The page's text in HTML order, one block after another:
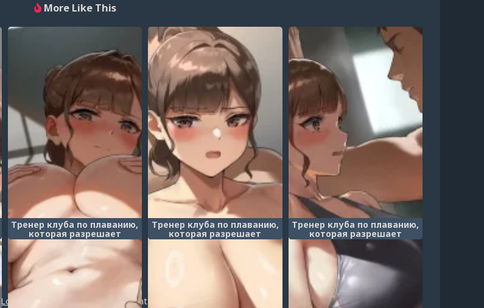
More Like This
Тренер клуба по плаванию,
которая разрешает
потрогать грудь в
качестве награды - часть 4
(Gohōbi ni mune o momasete
kureru suiei-bu kōmon/Suiei-
bu komon no sensei/Тренер
клуба по плаванию)
Тренер клуба по плаванию,
которая разрешает
потрогать грудь в
качестве награды - часть 6
(Gohōbi ni mune o momasete
kureru suiei-bu kōmon/Suiei-
bu komon no sensei/Тренер
клуба по плаванию)
Тренер клуба по плаванию,
которая разрешает
потрогать грудь в
качестве награды - часть 8
(Gohōbi ni mune o momasete
kureru suiei-bu kōmon/Suiei-
bu komon no sensei/Тренер
клуба по плаванию)
Post a comment
Login to post a comment.